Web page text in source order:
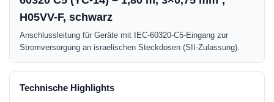
H05VV-F, schwarz
Anschlussleitung für Geräte mit IEC-60320-C5-Eingang zur
Stromversorgung an israelischen Steckdosen (SII-Zulassung).
Technische Highlights